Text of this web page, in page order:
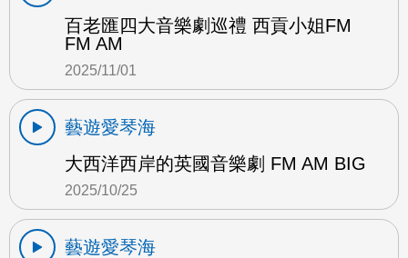
百老匯四大音樂劇巡禮 西貢小姐FM
FM AM
2025/11/01
藝遊愛琴海
大西洋西岸的英國音樂劇 FM AM BIG
2025/10/25
藝遊愛琴海